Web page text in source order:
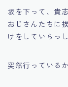
坂を下って、貴
おじさんたちに
けをしていらっ
突然行っている